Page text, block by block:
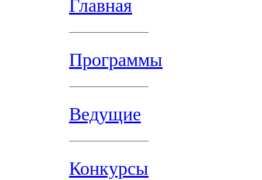
Главная
Программы
Ведущие
Конкурсы